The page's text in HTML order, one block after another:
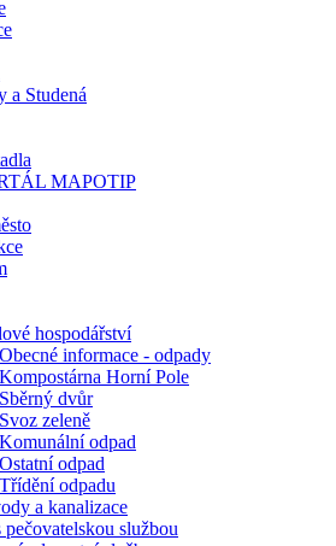
a Studená
MAPOTIP
hospodářství
Obecné informace - odpady
Kompostárna Horní Pole
Sběrný dvůr
Svoz zeleně
Komunální odpad
Ostatní odpad
Třídění odpadu
a kanalizace
pečovatelskou službou